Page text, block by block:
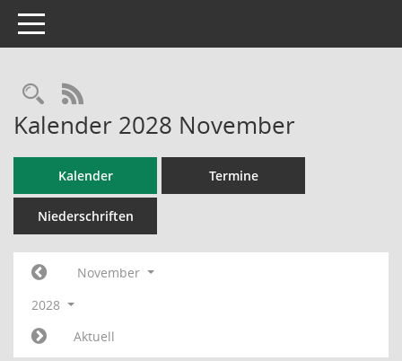
Toggle navigation
RSS-Feed
Kalender 2028 November
Kalender Termine
Niederschriften
November
2028
Aktuell